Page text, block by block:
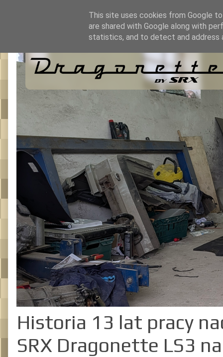
Historia 13 lat pracy
SRX Dragonette LS3
This site uses cookies from Google
are shared with Google along with
statistics, and to detect and address